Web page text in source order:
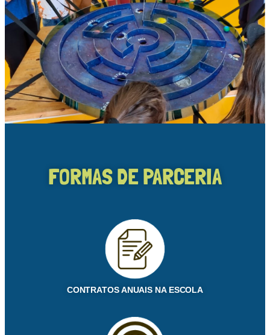
FORMAS DE PARCERIA
CONTRATOS ANUAIS NA ESCOLA